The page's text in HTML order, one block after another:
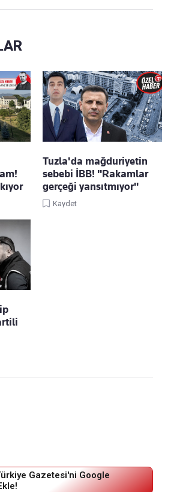
Tuzla'da mağduriyetin
sebebi İBB! "Rakamlar
gerçeği yansıtmıyor"
Kaydet
Gazetesi'ni Google